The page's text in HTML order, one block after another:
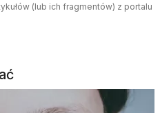
(lub ich fragmentów) z portalu